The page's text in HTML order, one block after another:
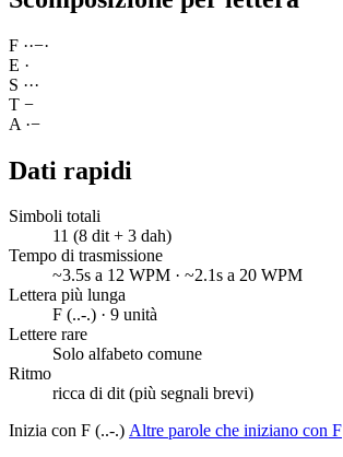
F ··−·
E ·
S ···
T −
A ·−
Dati rapidi
Simboli totali
11 (8 dit + 3 dah)
Tempo di trasmissione
~3.5s a 12 WPM · ~2.1s a 20 WPM
Lettera più lunga
F (..-.) · 9 unità
Lettere rare
Solo alfabeto comune
Ritmo
ricca di dit (più segnali brevi)
Inizia con F (..-.) Altre parole che iniziano con F